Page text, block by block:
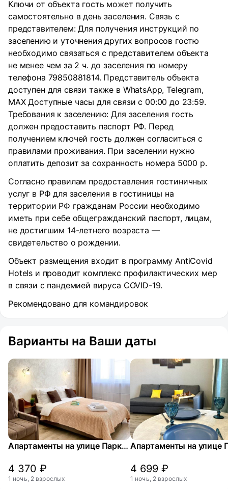
Ключи от объекта гость может получить
самостоятельно в день заселения. Связь с
представителем: Для получения инструкций по
заселению и уточнения других вопросов гостю
необходимо связаться с представителем объекта
не менее чем за 2 ч. до заселения по номеру
телефона 79850881814. Представитель объекта
доступен для связи также в WhatsApp, Telegram,
MAX Доступные часы для связи с 00:00 до 23:59.
Требования к заселению: Для заселения гость
должен предоставить паспорт РФ. Перед
получением ключей гость должен согласиться с
правилами проживания. При заселении нужно
оплатить депозит за сохранность номера 5000 р.
Согласно правилам предоставления гостиничных
услуг в РФ для заселения в гостиницы на
территории РФ гражданам России необходимо
иметь при себе общегражданский паспорт, лицам,
не достигшим 14-летнего возраста —
свидетельство о рождении.
Объект размещения входит в программу AntiCovid
Hotels и проводит комплекс профилактических мер
в связи с пандемией вируса COVID-19.
Рекомендовано для командировок
Варианты на Ваши даты
Апартаменты на улице Парковая 48
4 370 ₽
1 ночь, 2 взрослых
4 699 ₽
1 ночь, 2 взрослых